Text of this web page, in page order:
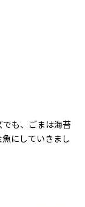
も、ごまは海苔
にしていきまし